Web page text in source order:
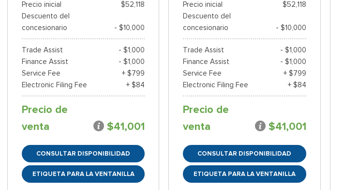
Precio inicial
$52,118
Descuento del
concesionario
- $10,000
Trade Assist
- $1,000
Finance Assist
- $1,000
Service Fee
+ $799
Electronic Filing Fee
+ $84
Precio de
venta
$41,001
CONSULTAR DISPONIBILIDAD
ETIQUETA PARA LA VENTANILLA
Precio inicial
$52,118
Descuento del
concesionario
- $10,000
Trade Assist
- $1,000
Finance Assist
- $1,000
Service Fee
+ $799
Electronic Filing Fee
+ $84
Precio de
venta
$41,001
CONSULTAR DISPONIBILIDAD
ETIQUETA PARA LA VENTANILLA